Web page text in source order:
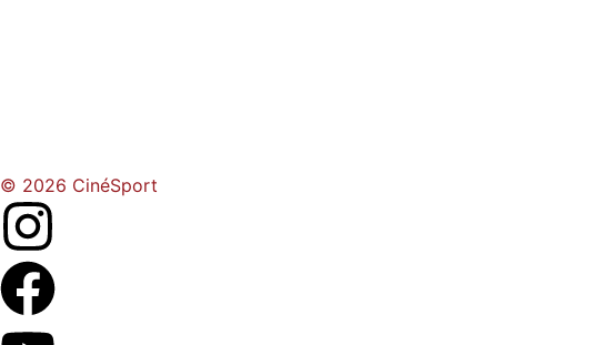
© 2026 CinéSport